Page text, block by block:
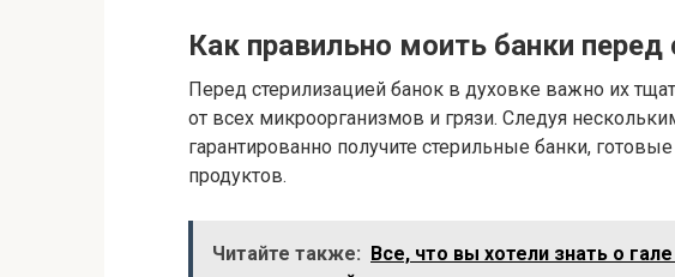
Как правильно моить банки перед
Перед стерилизацией банок в духовке важно их
от всех микроорганизмов и грязи. Следуя
гарантированно получите стерильные банки,
продуктов.
Читайте также:
Все, что вы хотели знать о